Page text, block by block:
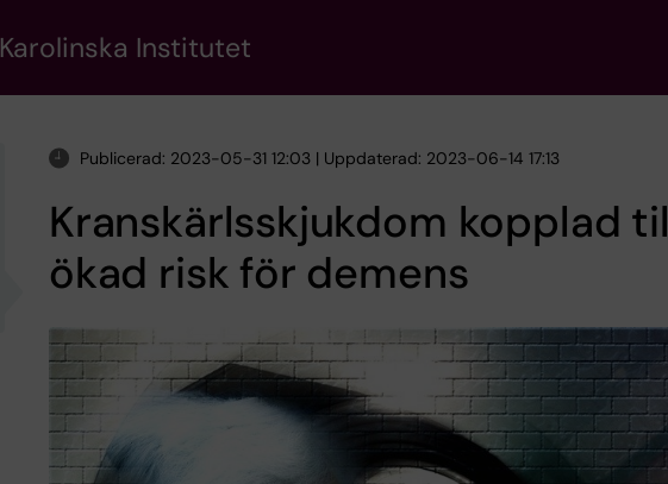
Institutet
Publicerad: 2023-05-31 12:03 | Uppdaterad: 2023-06-14 17:13
Kranskärlsskjukdom kopplad
ökad risk för demens